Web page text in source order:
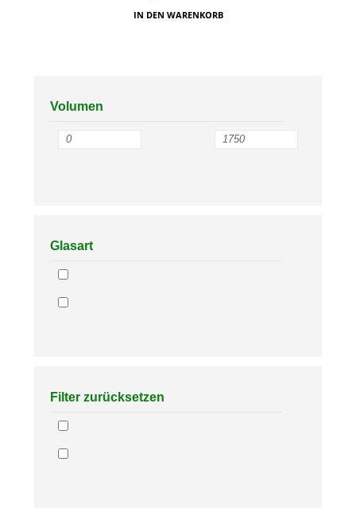
IN DEN WARENKORB
Volumen
Glasart
Filter zurücksetzen